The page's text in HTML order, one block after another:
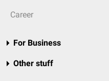
Career
For Business
Other stuff